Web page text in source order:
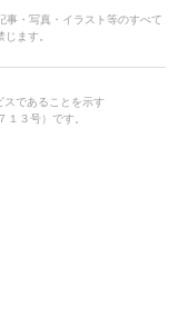
・写真・イラスト等のすべて
ます。
であることを示す
１３号）です。